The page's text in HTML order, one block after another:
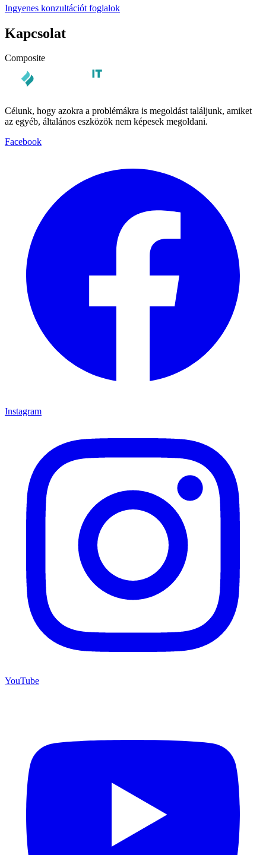
Ingyenes konzultációt foglalok
Kapcsolat
Composite
Célunk, hogy azokra a problémákra is megoldást találjunk, amiket
az egyéb, általános eszközök nem képesek megoldani.
Facebook
Instagram
YouTube